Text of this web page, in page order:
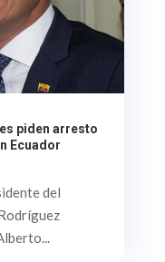
piden arresto
Ecuador
del